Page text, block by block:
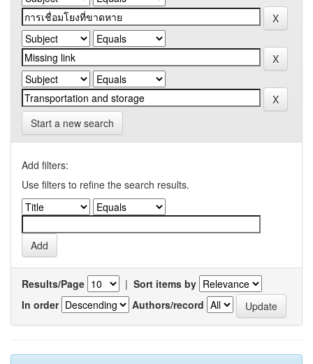
Start a new search
Add filters:
Use filters to refine the search results.
Results/Page | Sort items by
In order
Authors/record